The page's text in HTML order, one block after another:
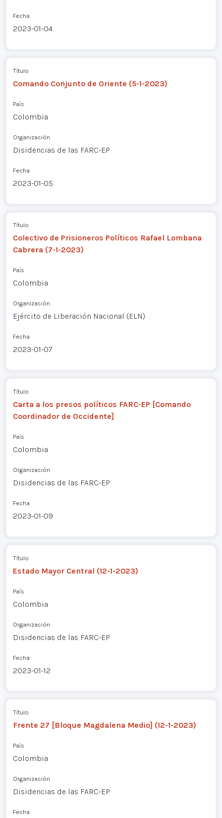
Fecha
2023-01-04
Título
Comando Conjunto de Oriente (5-1-2023)
País
Colombia
Organización
Disidencias de las FARC-EP
Fecha
2023-01-05
Título
Colectivo de Prisioneros Políticos Rafael Lombana
Cabrera (7-1-2023)
País
Colombia
Organización
Ejército de Liberación Nacional (ELN)
Fecha
2023-01-07
Título
Carta a los presos políticos FARC-EP [Comando
Coordinador de Occidente]
País
Colombia
Organización
Disidencias de las FARC-EP
Fecha
2023-01-09
Título
Estado Mayor Central (12-1-2023)
País
Colombia
Organización
Disidencias de las FARC-EP
Fecha
2023-01-12
Título
Frente 27 [Bloque Magdalena Medio] (12-1-2023)
País
Colombia
Organización
Disidencias de las FARC-EP
Fecha